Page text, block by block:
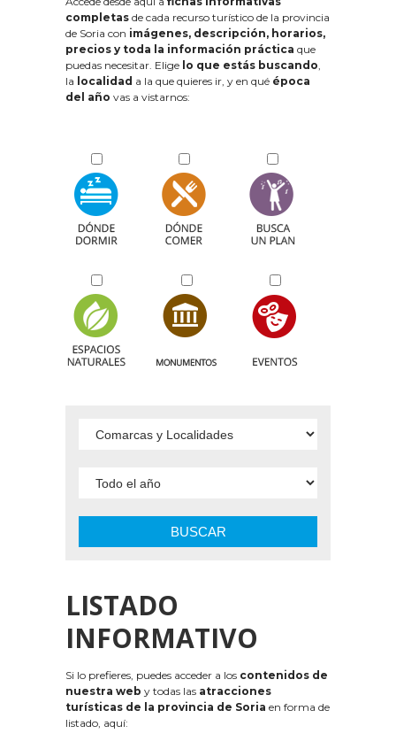
completas de cada recurso turístico de la provincia
de Soria con imágenes, descripción, horarios,
precios y toda la información práctica que
puedas necesitar. Elige lo que estás buscando,
la localidad a la que quieres ir, y en qué época
del año vas a vistarnos:
BUSCAR
LISTADO
INFORMATIVO
Si lo prefieres, puedes acceder a los contenidos de
nuestra web y todas las atracciones
turísticas de la provincia de Soria en forma de
listado, aquí: